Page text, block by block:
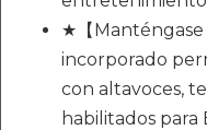
★【
incorporado
con altavoces,
habilitados